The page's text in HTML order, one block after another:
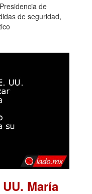
de
de seguridad,
María